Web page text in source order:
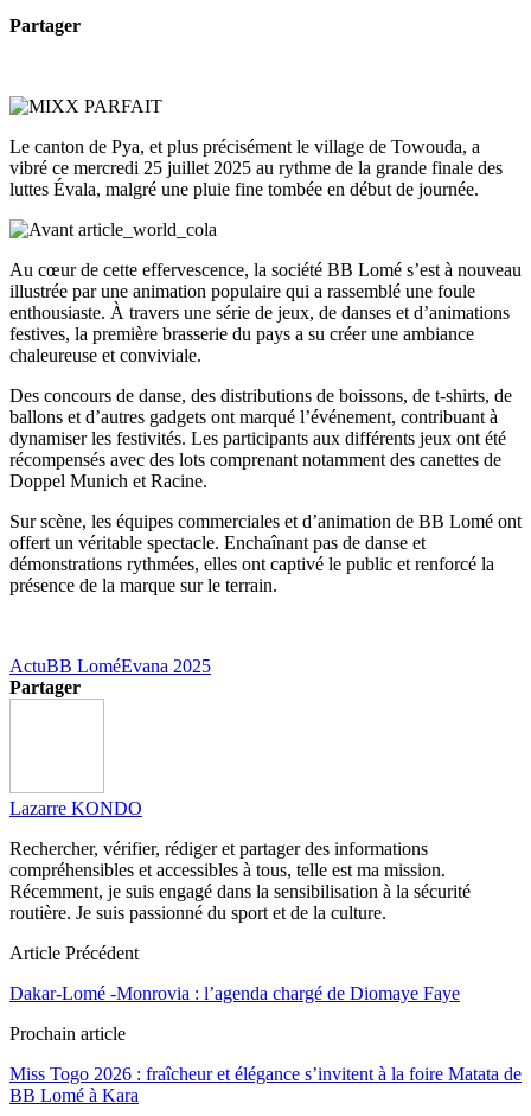
Partager
Le canton de Pya, et plus précisément le village de Towouda, a
vibré ce mercredi 25 juillet 2025 au rythme de la grande finale des
luttes Évala, malgré une pluie fine tombée en début de journée.
Au cœur de cette effervescence, la société BB Lomé s’est à nouveau
illustrée par une animation populaire qui a rassemblé une foule
enthousiaste. À travers une série de jeux, de danses et d’animations
festives, la première brasserie du pays a su créer une ambiance
chaleureuse et conviviale.
Des concours de danse, des distributions de boissons, de t-shirts, de
ballons et d’autres gadgets ont marqué l’événement, contribuant à
dynamiser les festivités. Les participants aux différents jeux ont été
récompensés avec des lots comprenant notamment des canettes de
Doppel Munich et Racine.
Sur scène, les équipes commerciales et d’animation de BB Lomé ont
offert un véritable spectacle. Enchaînant pas de danse et
démonstrations rythmées, elles ont captivé le public et renforcé la
présence de la marque sur le terrain.
ActuBB LoméEvana 2025
Partager
Lazarre KONDO
Rechercher, vérifier, rédiger et partager des informations
compréhensibles et accessibles à tous, telle est ma mission.
Récemment, je suis engagé dans la sensibilisation à la sécurité
routière. Je suis passionné du sport et de la culture.
Article Précédent
Dakar-Lomé -Monrovia : l’agenda chargé de Diomaye Faye
Prochain article
Miss Togo 2026 : fraîcheur et élégance s’invitent à la foire Matata de
BB Lomé à Kara